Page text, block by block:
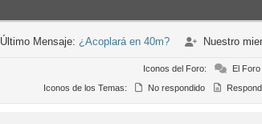
Último Mensaje: ¿Acoplará en 40m? Nuestro
Iconos del Foro: El
Iconos de los Temas:
No respondido